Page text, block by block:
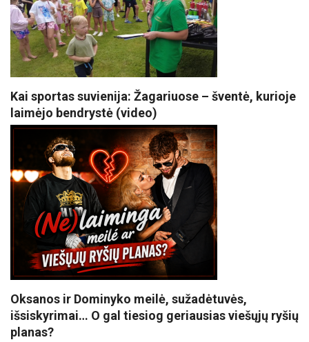
Kai sportas suvienija: Žagariuose – šventė, kurioje
laimėjo bendrystė (video)
Oksanos ir Dominyko meilė, sužadėtuvės,
išsiskyrimai… O gal tiesiog geriausias viešųjų ryšių
planas?